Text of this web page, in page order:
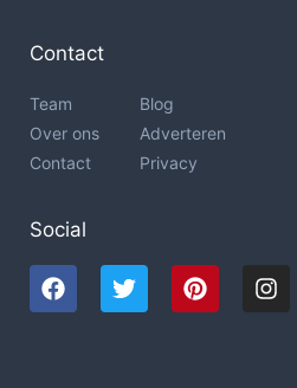
Contact
Team
Over ons
Contact
Blog
Adverteren
Privacy
Social